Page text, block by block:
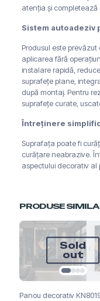
atenția și
Sistem autoadeziv
Produsul este
aplicarea fără
instalare rapidă,
suprafețe plane,
după montaj. Pentru
suprafețe curate,
Întreținere
Suprafața poate fi
curățare neabrazive.
aspectului decorativ al
PRODUSE
Sold
out
Panou decorativ